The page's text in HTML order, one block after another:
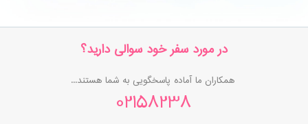
در مورد سفر خود سوالی دارید؟
همکاران ما آماده پاسخگویی به شما هستند...
02158238